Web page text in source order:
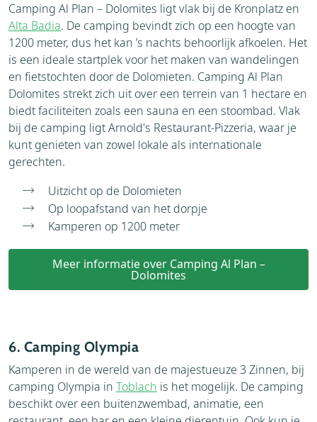
Camping Al Plan – Dolomites ligt vlak bij de Kronplatz en
Alta Badia. De camping bevindt zich op een hoogte van
1200 meter, dus het kan ’s nachts behoorlijk afkoelen. Het
is een ideale startplek voor het maken van wandelingen
en fietstochten door de Dolomieten. Camping Al Plan
Dolomites strekt zich uit over een terrein van 1 hectare en
biedt faciliteiten zoals een sauna en een stoombad. Vlak
bij de camping ligt Arnold's Restaurant-Pizzeria, waar je
kunt genieten van zowel lokale als internationale
gerechten.
Uitzicht op de Dolomieten
Op loopafstand van het dorpje
Kamperen op 1200 meter
Meer informatie over Camping Al Plan –
Dolomites
6. Camping Olympia
Kamperen in de wereld van de majestueuze 3 Zinnen, bij
camping Olympia in Toblach is het mogelijk. De camping
beschikt over een buitenzwembad, animatie, een